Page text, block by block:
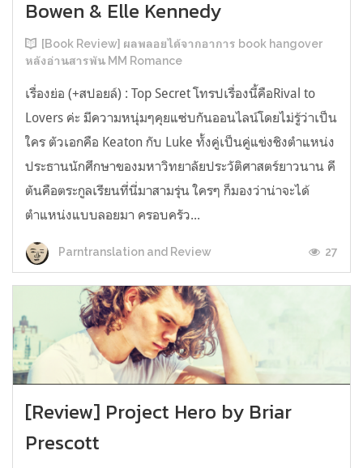
Bowen & Elle Kennedy
[Book Review] ผลพลอยได้จากอาการ book hangover
หลังอ่านสารพัน MM Romance
เรื่องย่อ (+สปอยล์) : Top Secret โทรปเรื่องนี้คือRival to
Lovers ค่ะ มีความหนุ่มๆคุยแซ่บกันออนไลน์โดยไม่รู้ว่าเป็น
ใคร ตัวเอกคือ Keaton กับ Luke ทั้งคู่เป็นคู่แข่งชิงตำแหน่ง
ประธานนักศึกษาของมหาวิทยาลัยประวัติศาสตร์ยาวนาน คี
ตันคือตระกูลเรียนที่นี่มาสามรุ่น ใครๆ ก็มองว่าน่าจะได้
ตำแหน่งแบบลอยมา ครอบครัว...
Parntranslation and Review 27
[Review] Project Hero by Briar
Prescott